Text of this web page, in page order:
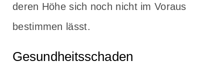
deren Höhe sich noch nicht im Voraus
bestimmen lässt.
Gesundheitsschaden